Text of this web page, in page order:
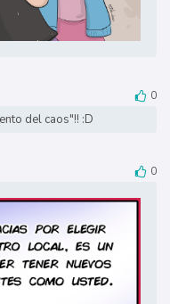
0
del caos"!! :D
0